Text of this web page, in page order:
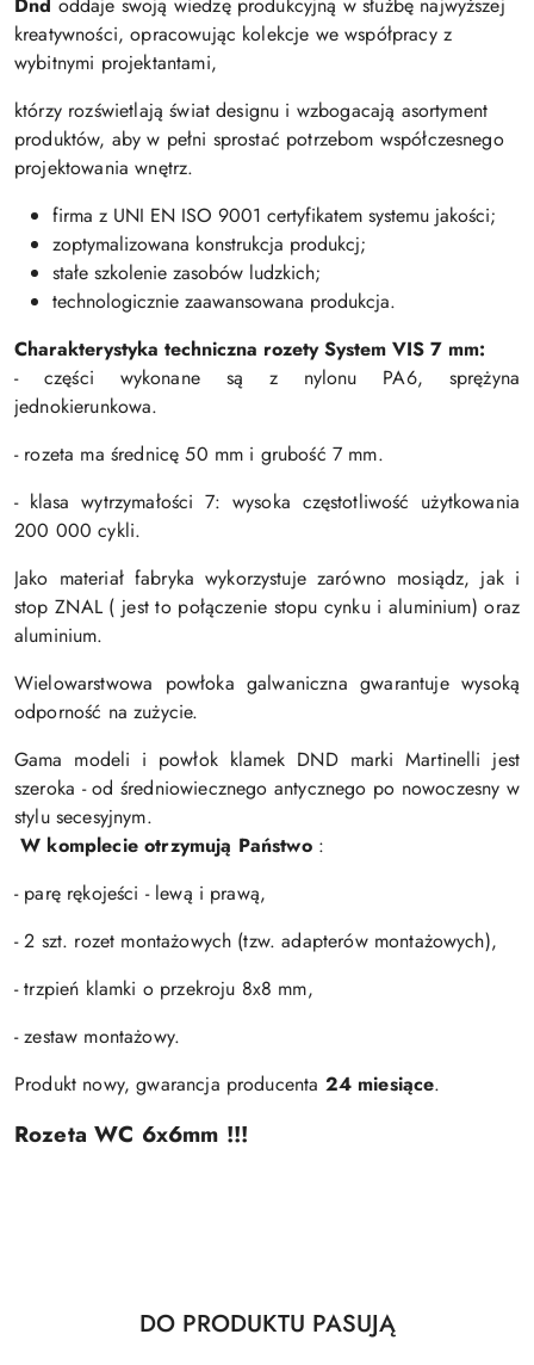
kreatywności, opracowując kolekcje we współpracy z
wybitnymi projektantami,
którzy rozświetlają świat designu i wzbogacają asortyment
produktów, aby w pełni sprostać potrzebom współczesnego
projektowania wnętrz.
firma z UNI EN ISO 9001 certyfikatem systemu jakości;
zoptymalizowana konstrukcja produkcj;
stałe szkolenie zasobów ludzkich;
technologicznie zaawansowana produkcja.
Charakterystyka techniczna rozety System VIS 7 mm:
- części wykonane są z nylonu PA6, sprężyna
jednokierunkowa.
- rozeta ma średnicę 50 mm i grubość 7 mm.
- klasa wytrzymałości 7: wysoka częstotliwość użytkowania
200 000 cykli.
Jako materiał fabryka wykorzystuje zarówno mosiądz, jak i
stop ZNAL ( jest to połączenie stopu cynku i aluminium) oraz
aluminium.
Wielowarstwowa powłoka galwaniczna gwarantuje wysoką
odporność na zużycie.
Gama modeli i powłok klamek DND marki Martinelli jest
szeroka - od średniowiecznego antycznego po nowoczesny w
stylu secesyjnym.
W komplecie otrzymują Państwo:
- parę rękojeści - lewą i prawą,
- 2 szt. rozet montażowych (tzw. adapterów montażowych),
- trzpień klamki o przekroju 8x8 mm,
- zestaw montażowy.
Produkt nowy, gwarancja producenta 24 miesiące.
Rozeta WC 6x6mm !!!
Pomiń karuzelę produktów
Produkty
DO PRODUKTU PASUJĄ